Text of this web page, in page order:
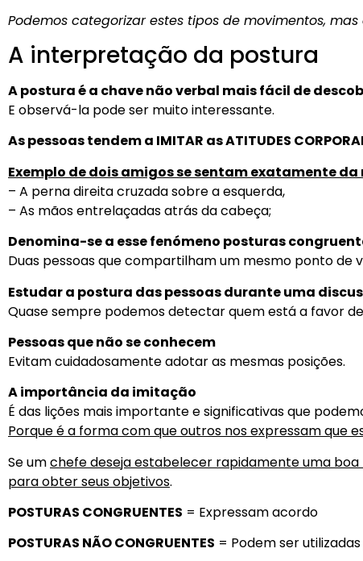
Podemos categorizar estes tipos de movimentos,
A interpretação da postura
A postura é a chave não verbal mais fácil de
E observá-la pode ser muito interessante.
As pessoas tendem a IMITAR as ATITUDES
Exemplo de dois amigos se sentam exatamente
– A perna direita cruzada sobre a esquerda,
– As mãos entrelaçadas atrás da cabeça;
Denomina-se a esse fenómeno posturas
Duas pessoas que compartilham um mesmo ponto
Estudar a postura das pessoas durante uma
Quase sempre podemos detectar quem está a favor
Pessoas que não se conhecem
Evitam cuidadosamente adotar as mesmas posições.
A importância da imitação
É das lições mais importante e significativas que
Porque é a forma com que outros nos expressam que
Se umchefe deseja estabelecer rapidamente uma boa
para obter seus objetivos.
POSTURAS CONGRUENTES = Expressam acordo
POSTURAS NÃO CONGRUENTES = Podem ser